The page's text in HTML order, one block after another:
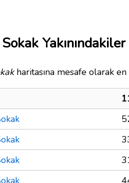
Yakınındakiler
haritasına mesafe olarak en